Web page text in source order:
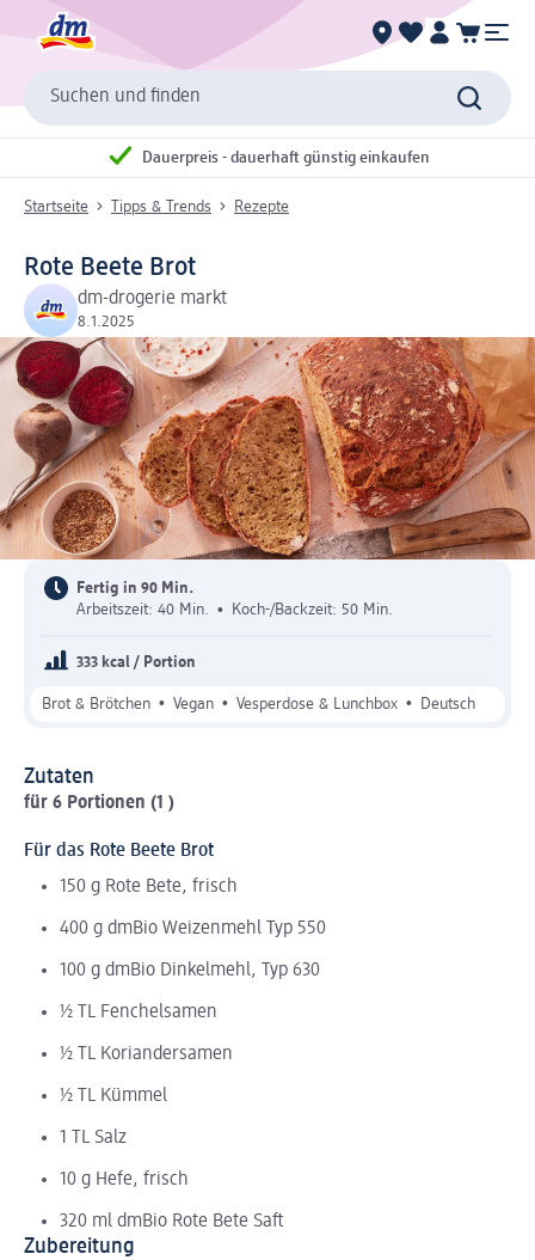
Suchen und finden
Dauerpreis - dauerhaft günstig einkaufen
Startseite Tipps & Trends Rezepte
Rote Beete Brot
dm-drogerie markt
8.1.2025
Fertig in 90 Min.
Arbeitszeit: 40 Min. • Koch-/Backzeit: 50 Min.
333 kcal / Portion
Brot & Brötchen • Vegan • Vesperdose & Lunchbox • Deutsch
Zutaten
für 6 Portionen (1 )
Für das Rote Beete Brot
150 g Rote Bete, frisch
400 g dmBio Weizenmehl Typ 550
100 g dmBio Dinkelmehl, Typ 630
½ TL Fenchelsamen
½ TL Koriandersamen
½ TL Kümmel
1 TL Salz
10 g Hefe, frisch
320 ml dmBio Rote Bete Saft
Zubereitung